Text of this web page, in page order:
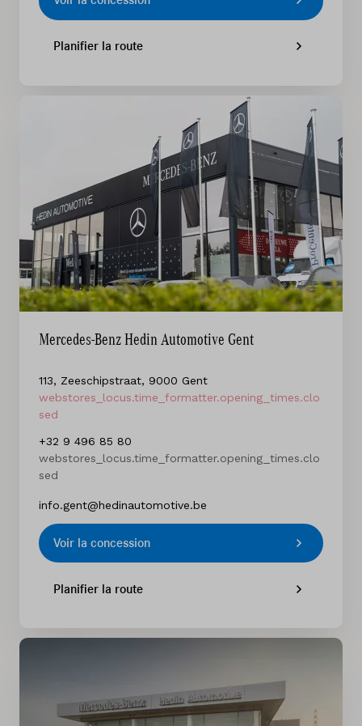
Planifier la route
Mercedes-Benz Hedin Automotive Gent
113, Zeeschipstraat, 9000 Gent
webstores_locus.time_formatter.opening_times.clo
sed
+32 9 496 85 80
webstores_locus.time_formatter.opening_times.clo
sed
info.gent@hedinautomotive.be
Voir la concession
Planifier la route